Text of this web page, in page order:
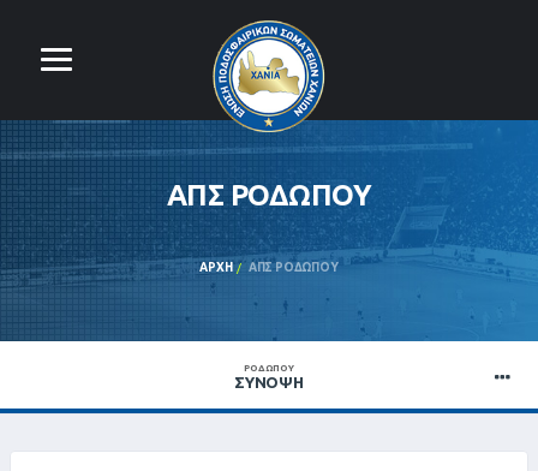
ΑΠΣ ΡΟΔΩΠΟΥ
ΑΡΧΉ ΑΠΣ ΡΟΔΩΠΟΥ
ΡΟΔΩΠΟΥ
ΣΎΝΟΨΗ